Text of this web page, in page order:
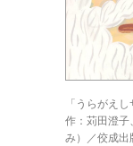
「うらがえ
作：苅田澄
み）／佼成出